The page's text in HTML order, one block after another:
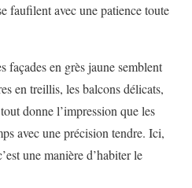
faufilent avec une patience toute
façades en grès jaune semblent
en treillis, les balcons délicats,
donne l’impression que les
avec une précision tendre. Ici,
une manière d’habiter le